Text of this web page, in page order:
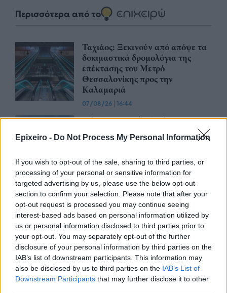
Epixeiro - Do Not Process My Personal Information
If you wish to opt-out of the sale, sharing to third parties, or
processing of your personal or sensitive information for
targeted advertising by us, please use the below opt-out
section to confirm your selection. Please note that after your
opt-out request is processed you may continue seeing
interest-based ads based on personal information utilized by
us or personal information disclosed to third parties prior to
your opt-out. You may separately opt-out of the further
disclosure of your personal information by third parties on the
IAB’s list of downstream participants. This information may
also be disclosed by us to third parties on the IAB’s List of
Downstream Participants that may further disclose it to other
Περισσότερα από το
Ταχιάος: Ξεκινούν από απόψε τα
δοκιμαστικά δρομολόγια της
επέκτασης του Μετρό
Θεσσαλονίκης προς την
Καλαμαριά
07/08/26 | 16:44
Ειδικό Χωροταξικό Πλαίσιο για
τον Τουρισμό: Οι αλλαγές που
εισάγει η νέα ΚΥΑ
Υπεγράφη η σύμβαση για τα
Συστήματα Αεροναυτιλίας του
νέου Διεθνούς Αερολιμένα
Ηρακλείου Κρήτης στο Καστέλλι
07/08/26 15:16
Δημόσιο: Άκυρες από 1η
Οκτωβρίου οι εγκύκλιοι που δεν
θα αναρτώνται στις ιστοσελίδες
των φορέων